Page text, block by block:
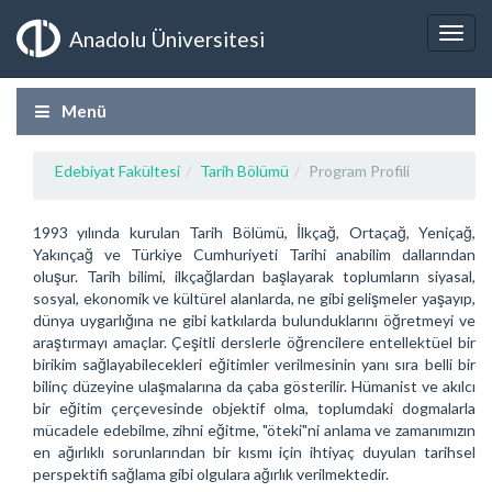
Anadolu Üniversitesi
Menü
Edebiyat Fakültesi Tarih Bölümü Program Profili
1993 yılında kurulan Tarih Bölümü, İlkçağ, Ortaçağ, Yeniçağ,
Yakınçağ ve Türkiye Cumhuriyeti Tarihi anabilim dallarından
oluşur. Tarih bilimi, ilkçağlardan başlayarak toplumların siyasal,
sosyal, ekonomik ve kültürel alanlarda, ne gibi gelişmeler yaşayıp,
dünya uygarlığına ne gibi katkılarda bulunduklarını öğretmeyi ve
araştırmayı amaçlar. Çeşitli derslerle öğrencilere entellektüel bir
birikim sağlayabilecekleri eğitimler verilmesinin yanı sıra belli bir
bilinç düzeyine ulaşmalarına da çaba gösterilir. Hümanist ve akılcı
bir eğitim çerçevesinde objektif olma, toplumdaki dogmalarla
mücadele edebilme, zihni eğitme, "öteki"ni anlama ve zamanımızın
en ağırlıklı sorunlarından bir kısmı için ihtiyaç duyulan tarihsel
perspektifi sağlama gibi olgulara ağırlık verilmektedir.